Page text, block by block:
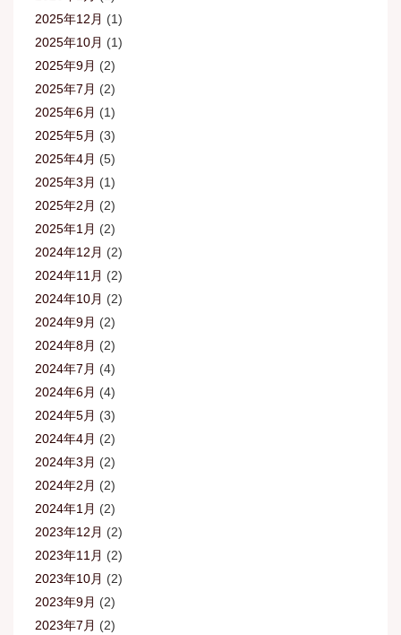
2025年12月 (1)
2025年10月 (1)
2025年9月 (2)
2025年7月 (2)
2025年6月 (1)
2025年5月 (3)
2025年4月 (5)
2025年3月 (1)
2025年2月 (2)
2025年1月 (2)
2024年12月 (2)
2024年11月 (2)
2024年10月 (2)
2024年9月 (2)
2024年8月 (2)
2024年7月 (4)
2024年6月 (4)
2024年5月 (3)
2024年4月 (2)
2024年3月 (2)
2024年2月 (2)
2024年1月 (2)
2023年12月 (2)
2023年11月 (2)
2023年10月 (2)
2023年9月 (2)
2023年7月 (2)